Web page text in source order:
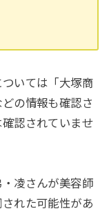
いては「大塚商
の情報も確認さ
認されていませ
凌さんが美容師
れた可能性があ